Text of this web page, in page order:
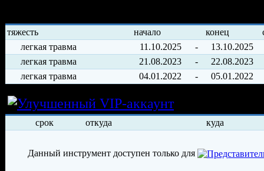
тяжесть начало конец
легкая травма
11.10.2025 -
13.10.2025
легкая травма
21.08.2023 -
22.08.2023
легкая травма
04.01.2022 - 05.01.2022
Условия
срок откуда куда
Данный инструмент доступен только для